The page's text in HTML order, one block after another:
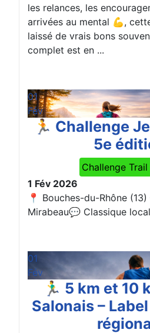
les relances, les
arrivées au mental 💪,
laissé de vrais bons
complet est en ...
01
Fév
🏃 Challenge
5e
Challenge
1 Fév 2026
📍 Bouches-du-Rhône
Mirabeau💬 Classique
01
Fév
🏃‍♂️ 5 km et 10
Salonais –